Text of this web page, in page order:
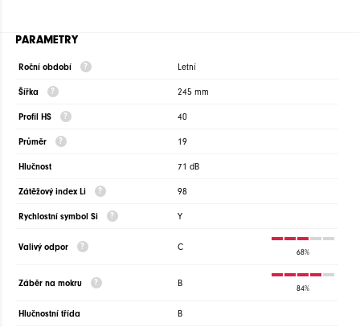
PARAMETRY
Roční období Letní
Šířka 245 mm
Profil HS 40
Průměr 19
Hlučnost 71 dB
Zátěžový index Li 98
Rychlostní symbol Si Y
Valivý odpor C
68%
Záběr na mokru B
84%
Hlučnostní třída B